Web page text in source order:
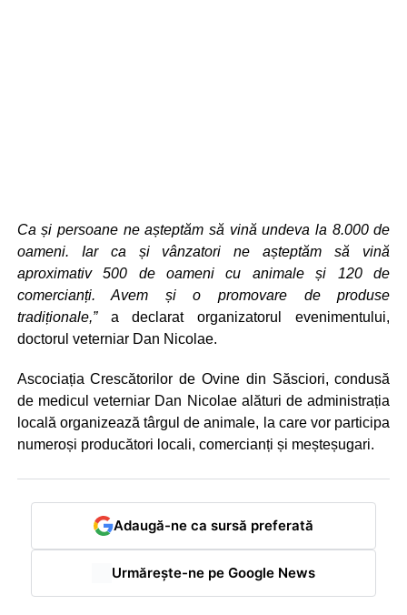
Ca și persoane ne așteptăm să vină undeva la 8.000 de
oameni. Iar ca și vânzatori ne așteptăm să vină
aproximativ 500 de oameni cu animale și 120 de
comercianți. Avem și o promovare de produse
tradiționale,”a declarat organizatorul evenimentului,
doctorul veterniar Dan Nicolae.
Ascociația Crescătorilor de Ovine din Săsciori, condusă
de medicul veterniar Dan Nicolae alături de administrația
locală organizează târgul de animale, la care vor participa
numeroși producători locali, comercianți și meșteșugari.
Adaugă-ne ca sursă preferată
Urmărește-ne pe Google News